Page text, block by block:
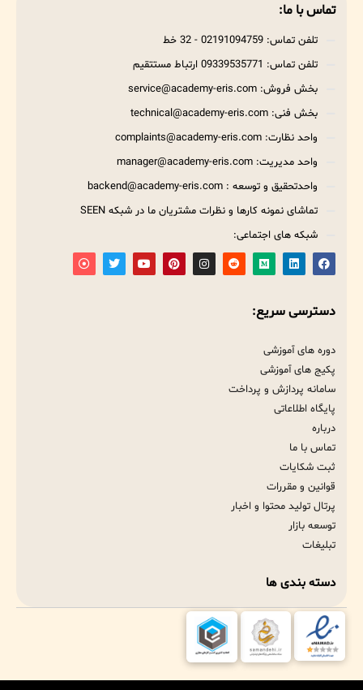
تماس با ما:
تلفن تماس: 02191094759 - 32 خط
تلفن تماس: 09339535771 ارتباط مستتقیم
بخش فروش: service@academy-eris.com
بخش فنی: technical@academy-eris.com
واحد نظارت: complaints@academy-eris.com
واحد مدیریت: manager@academy-eris.com
واحدتحقیق و توسعه : backend@academy-eris.com
تماشای نمونه کارها و نظرات مشتریان ما در شبکه SEEN
شبکه های اجتماعی:
دسترسی سریع:
دوره های آموزشی
پکیج های آموزشی
سامانه پردازش و پرداخت
پایگاه اطلاعاتی
درباره
تماس با ما
ثبت شکایات
قوانین و مقررات
پرتال تولید محتوا و اخبار
توسعه بازار
تبلیغات
دسته بندی ها